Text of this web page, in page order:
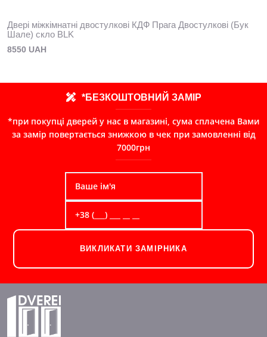
Двері міжкімнатні двостулкові КДФ Прага Двостулкові (Бук
Шале) скло BLK
8550 UAH
*БЕЗКОШТОВНИЙ ЗАМІР
*при покупці дверей у нас в магазині, сума сплачена Вами
за замір повертається знижкою в чек при замовленні від
7000грн
ВИКЛИКАТИ ЗАМІРНИКА